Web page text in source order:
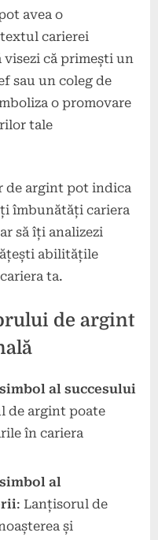
avea o
carierei
visezi că primești un
sau un coleg de
o promovare
tale
de argint pot indica
îmbunătăți cariera
să îți analizezi
abilitățile
ta.
de argint
al succesului
de argint poate
în cariera
al
: Lanțisorul de
și